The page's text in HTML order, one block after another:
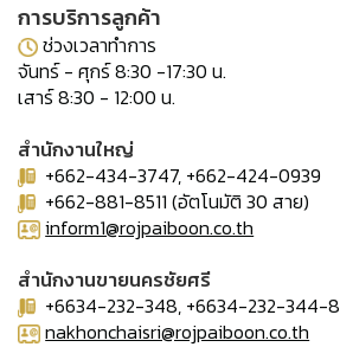
การบริการลูกค้า
ช่วงเวลาทำการ
จันทร์ - ศุกร์ 8:30 -17:30 น.
เสาร์ 8:30 - 12:00 น.
สำนักงานใหญ่
+662-434-3747, +662-424-0939
+662-881-8511 (อัตโนมัติ 30 สาย)
inform1@rojpaiboon.co.th
สำนักงานขายนครชัยศรี
+6634-232-348, +6634-232-344-8
nakhonchaisri@rojpaiboon.co.th